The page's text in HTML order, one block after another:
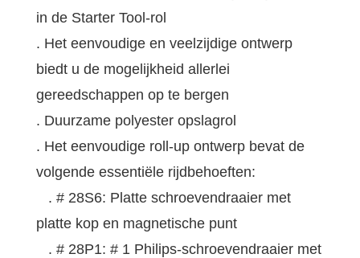
in de Starter Tool-rol
. Het eenvoudige en veelzijdige ontwerp
biedt u de mogelijkheid allerlei
gereedschappen op te bergen
. Duurzame polyester opslagrol
. Het eenvoudige roll-up ontwerp bevat de
volgende essentiële rijdbehoeften:
. # 28S6: Platte schroevendraaier met
platte kop en magnetische punt
. # 28P1: # 1 Philips-schroevendraaier met